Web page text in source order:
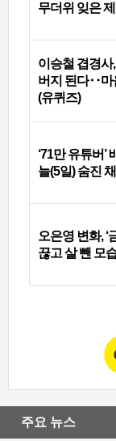
무더위 잊은
이승철 겹경사
버지 된다‥마
(유퀴즈)
‘71만 유튜버’
늘(5일) 숨진
오은영 변화, ‘
끊고 살 뺀 모
주요 뉴스